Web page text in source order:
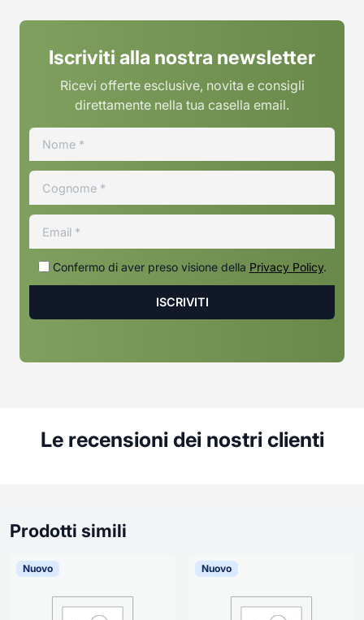
Iscriviti alla nostra newsletter
Ricevi offerte esclusive, novita e consigli
direttamente nella tua casella email.
Confermo di aver preso visione della Privacy Policy.
Le recensioni dei nostri clienti
Prodotti simili
Nuovo Nuovo